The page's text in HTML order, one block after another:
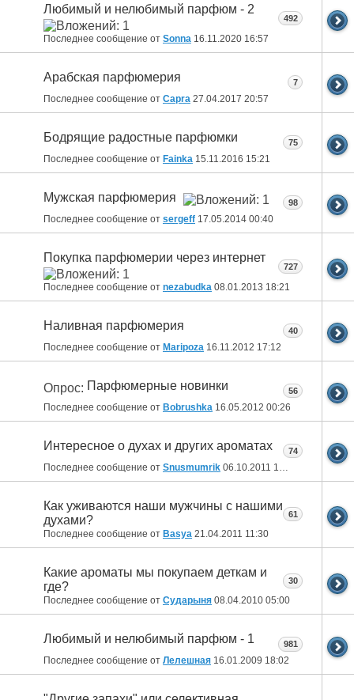
Любимый и нелюбимый парфюм - 2
Последнее сообщение от Sonna 16.11.2020 16:57
492
Арабская парфюмерия
Последнее сообщение от Capra 27.04.2017 20:57
7
Бодрящие радостные парфюмки
Последнее сообщение от Fainka 15.11.2016 15:21
75
Мужская парфюмерия
Последнее сообщение от sergeff 17.05.2014 00:40
98
Покупка парфюмерии через интернет
Последнее сообщение от nezabudka 08.01.2013 18:21
727
Наливная парфюмерия
Последнее сообщение от Maripoza 16.11.2012 17:12
40
Опрос: Парфюмерные новинки
Последнее сообщение от Bobrushka 16.05.2012 00:26
56
Интересное о духах и других ароматах
Последнее сообщение от Snusmumrik 06.10.2011 14:48
74
Как уживаются наши мужчины с нашими
духами?
Последнее сообщение от Basya 21.04.2011 11:30
61
Какие ароматы мы покупаем деткам и
где?
Последнее сообщение от Сударыня 08.04.2010 05:00
30
Любимый и нелюбимый парфюм - 1
Последнее сообщение от Лелешная 16.01.2009 18:02
981